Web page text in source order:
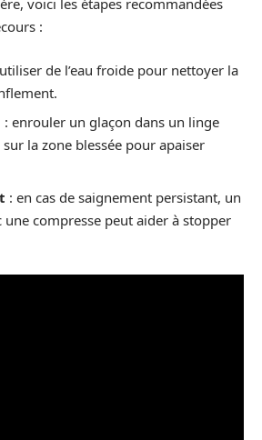
voici les étapes recommandées
:
de l’eau froide pour nettoyer la
: enrouler un glaçon dans un linge
la zone blessée pour apaiser
: en cas de saignement persistant, un
compresse peut aider à stopper